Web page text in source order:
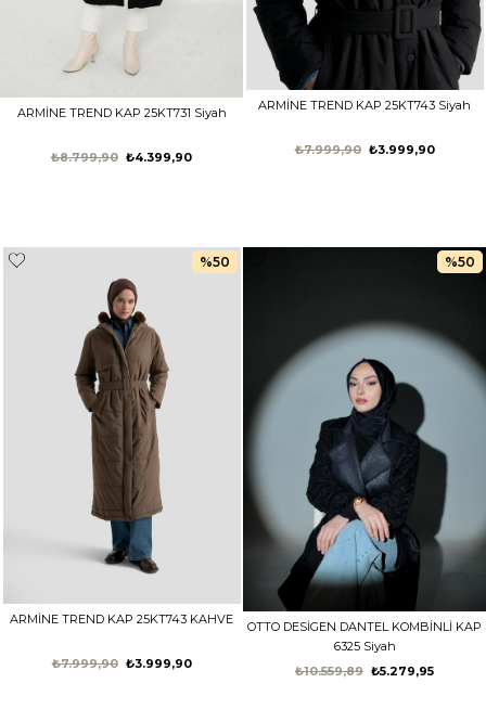
ARMİNE TREND KAP 25KT731 Siyah
₺4.399,90
₺8.799,90
ARMİNE TREND KAP 25KT743 Siyah
₺3.999,90
₺7.999,90
ARMİNE TREND KAP 25KT743 KAHVE
₺3.999,90
₺7.999,90
%50
OTTO DESİGEN DANTEL KOMBİNLİ KAP
6325 Siyah
₺5.279,95
₺10.559,89
%50